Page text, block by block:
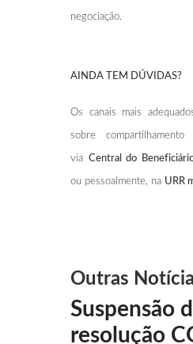
negociação.
AINDA TEM DÚVIDAS?
Os canais mais
sobre
via Central do
ou pessoalmente, na URR
Outras
Suspensão
resolução